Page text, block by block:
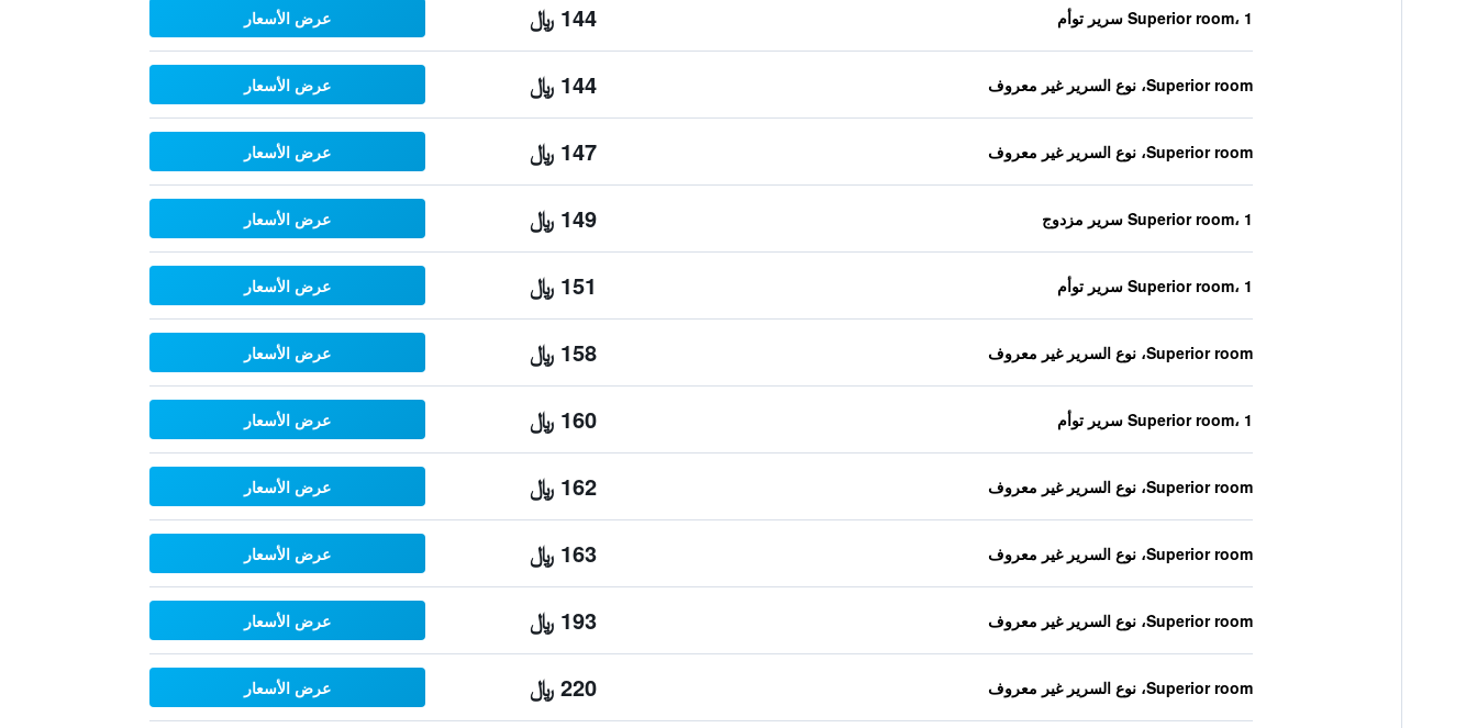
Superior room، 1 سرير توأم 144 ﷼ عرض الأسعار
Superior room، نوع السرير غير معروف 144 ﷼ عرض الأسعار
Superior room، نوع السرير غير معروف 147 ﷼ عرض الأسعار
Superior room، 1 سرير مزدوج 149 ﷼ عرض الأسعار
Superior room، 1 سرير توأم 151 ﷼ عرض الأسعار
Superior room، نوع السرير غير معروف 158 ﷼ عرض الأسعار
Superior room، 1 سرير توأم 160 ﷼ عرض الأسعار
Superior room، نوع السرير غير معروف 162 ﷼ عرض الأسعار
Superior room، نوع السرير غير معروف 163 ﷼ عرض الأسعار
Superior room، نوع السرير غير معروف 193 ﷼ عرض الأسعار
Superior room، نوع السرير غير معروف 220 ﷼ عرض الأسعار